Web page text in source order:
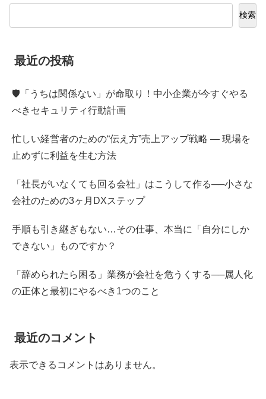
検索
最近の投稿
🛡️「うちは関係ない」が命取り！中小企業が今すぐやる
べきセキュリティ行動計画
忙しい経営者のための“伝え方”売上アップ戦略 ― 現場を
止めずに利益を生む方法
「社長がいなくても回る会社」はこうして作る──小さな
会社のための3ヶ月DXステップ
手順も引き継ぎもない…その仕事、本当に「自分にしか
できない」ものですか？
「辞められたら困る」業務が会社を危うくする──属人化
の正体と最初にやるべき1つのこと
最近のコメント
表示できるコメントはありません。